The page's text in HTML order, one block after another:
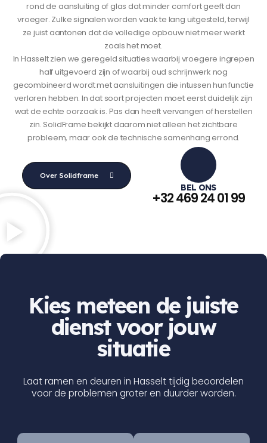
rond de aansluiting of glas dat minder comfort geeft dan
vroeger. Zulke signalen worden vaak te lang uitgesteld, terwijl
ze juist aantonen dat de volledige opbouw niet meer werkt
zoals het moet.
In Hasselt zien we geregeld situaties waarbij vroegere ingrepen
half uitgevoerd zijn of waarbij oud schrijnwerk nog
gecombineerd wordt met aansluitingen die intussen hun functie
verloren hebben. In dat soort projecten moet eerst duidelijk zijn
wat de echte oorzaak is. Pas dan heeft vervangen of herstellen
zin. SolidFrame bekijkt daarom niet alleen het zichtbare
probleem, maar ook de technische samenhang errond.
Over Solidframe
BEL ONS
+32 469 24 01 99
Kies meteen de juiste
dienst voor jouw
situatie
Laat ramen en deuren in Hasselt tijdig beoordelen
voor de problemen groter en duurder worden.